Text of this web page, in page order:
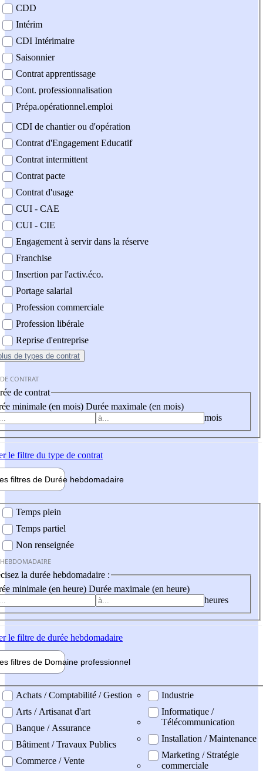
CDD
Intérim
CDI Intérimaire
Saisonnier
Contrat apprentissage
Cont. professionnalisation
Prépa.opérationnel.emploi
CDI de chantier ou d'opération
Contrat d'Engagement Educatif
Contrat intermittent
Contrat pacte
Contrat d'usage
CUI - CAE
CUI - CIE
Engagement à servir dans la réserve
Franchise
Insertion par l'activ.éco.
Portage salarial
Profession commerciale
Profession libérale
Reprise d'entreprise
de types de contrat
CONTRAT
de contrat
minimale (en mois) Durée maximale (en mois)
mois
le filtre du type de contrat
filtres de Durée hebdomadaire
Temps plein
Temps partiel
Non renseignée
la durée hebdomadaire :
minimale (en heure) Durée maximale (en heure)
heures
le filtre de durée hebdomadaire
filtres de Domaine professionnel
professionel
Achats / Comptabilité / Gestion
Arts / Artisanat d'art
Banque / Assurance
Bâtiment / Travaux Publics
Commerce / Vente
Industrie
Informatique /
Télécommunication
Installation / Maintenance
Marketing / Stratégie
commerciale